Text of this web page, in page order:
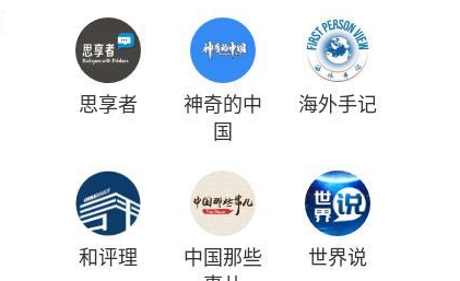
思享者
神奇的中
国
海外手记
和评理
中国那些
世界说